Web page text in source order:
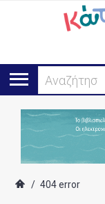
Αναζήτηση
/ 404 error